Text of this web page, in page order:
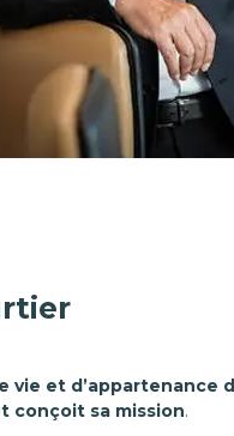
vie et d’appartenance
conçoit sa mission.